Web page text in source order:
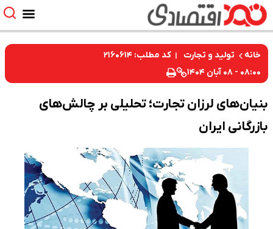
خانه تولید و تجارت
کد مطلب: ۲۱۶۰۶۱۴
۰۸:۰۰ - ۰۸ آبان ۱۴۰۴
بنیان‌های لرزان تجارت؛ تحلیلی بر چالش‌های
بازرگانی ایران